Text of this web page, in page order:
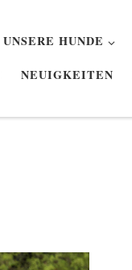
UNSERE HUNDE
NEUIGKEITEN